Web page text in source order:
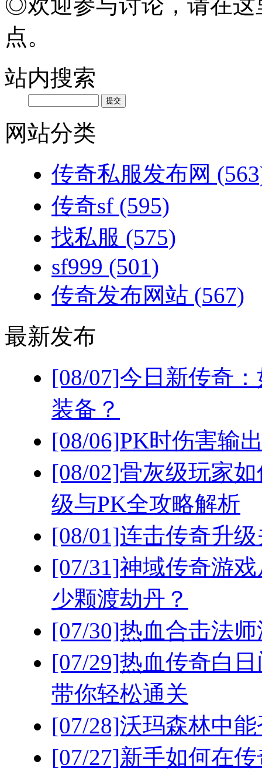
点。
站内搜索
网站分类
传奇私服发布网
传奇sf (595)
找私服 (575)
sf999 (501)
传奇发布网站 (567)
最新发布
[08/07]今日新传奇
装备？
[08/06]PK时伤害输
[08/02]骨灰级玩家
级与PK全攻略解析
[08/01]连击传奇升
[07/31]神域传奇游
少颗渡劫丹？
[07/30]热血合击法
[07/29]热血传奇白
带你轻松通关
[07/28]沃玛森林中
[07/27]新手如何在